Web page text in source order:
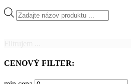
Products
search
CENOVÝ FILTER: